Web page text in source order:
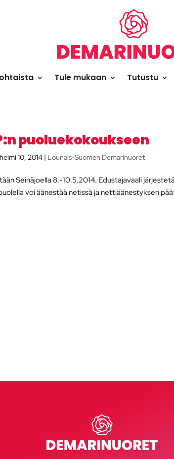
Tule mukaan Tutustu
puoluekokoukseen
helmi 10, 2014 | Lounais-Suomen Demarinuoret
Seinäjoella 8.-10.5.2014. Edustajavaali
voi äänestää netissä ja nettiäänestyksen